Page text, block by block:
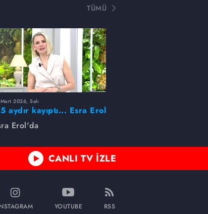
TÜMÜ
2026, Salı
aydır kayıptı... Esra Erol
Erol'da
CANLI TV İZLE
YOUTUBE RSS